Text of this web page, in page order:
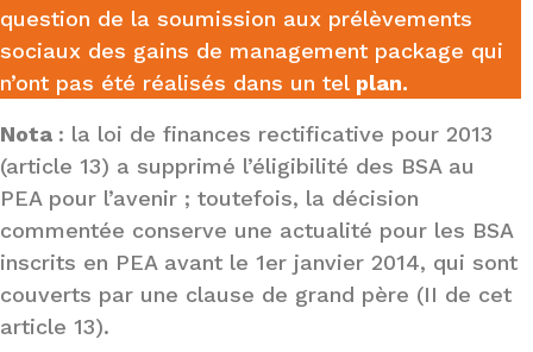
question de la soumission aux prélèvements
sociaux des gains de management package qui
n’ont pas été réalisés dans un tel plan.
Nota : la loi de finances rectificative pour 2013
(article 13) a supprimé l’éligibilité des BSA au
PEA pour l’avenir ; toutefois, la décision
commentée conserve une actualité pour les BSA
inscrits en PEA avant le 1er janvier 2014, qui sont
couverts par une clause de grand père (II de cet
article 13).